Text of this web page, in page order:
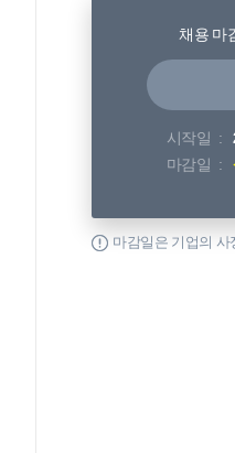
채용 마
시작일
마감일
마감일은 기업의 사